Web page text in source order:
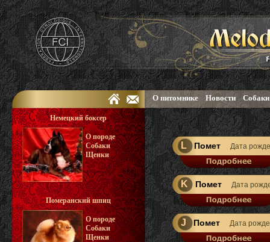
Немецкий боксер
О породе
Собаки
Щенки
Померанский шпиц
О породе
Собаки
Щенки
О питомнике Новости
L Помет Дата
K Помет Дата
J Помет Дата